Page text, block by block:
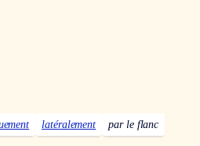
latéralement par le flanc